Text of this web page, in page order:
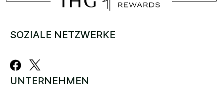
SOZIALE NETZWERKE
UNTERNEHMEN